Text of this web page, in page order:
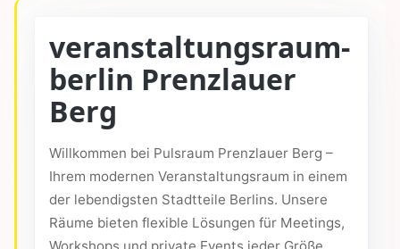
veranstaltungsraum-
berlin Prenzlauer
Berg
Willkommen bei Pulsraum Prenzlauer Berg –
Ihrem modernen Veranstaltungsraum in einem
der lebendigsten Stadtteile Berlins. Unsere
Räume bieten flexible Lösungen für Meetings,
Workshops und private Events jeder Größe.